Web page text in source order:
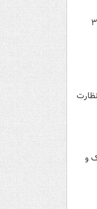
یک دستگاه واحد مسکونی حدود ۵۴ متر، واقع در منطقه آهنگ با عمر بنای ۱۲ سال، با مبلغ ۱۵۰ میلیون تومان ودیعه و ۳
و